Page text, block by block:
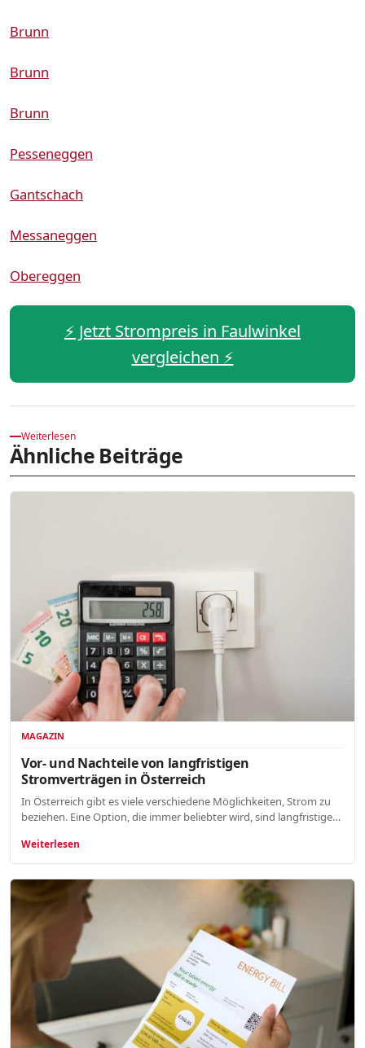
Brunn
Brunn
Brunn
Pesseneggen
Gantschach
Messaneggen
Obereggen
⚡️ Jetzt Strompreis in Faulwinkel
vergleichen ⚡️
Weiterlesen
Ähnliche Beiträge
MAGAZIN
Vor- und Nachteile von langfristigen
Stromverträgen in Österreich
In Österreich gibt es viele verschiedene Möglichkeiten, Strom zu
beziehen. Eine Option, die immer beliebter wird, sind langfristige…
Weiterlesen